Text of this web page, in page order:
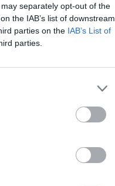
separately opt-out of the
the IAB’s list of downstream
parties on the IAB’s List of
parties.